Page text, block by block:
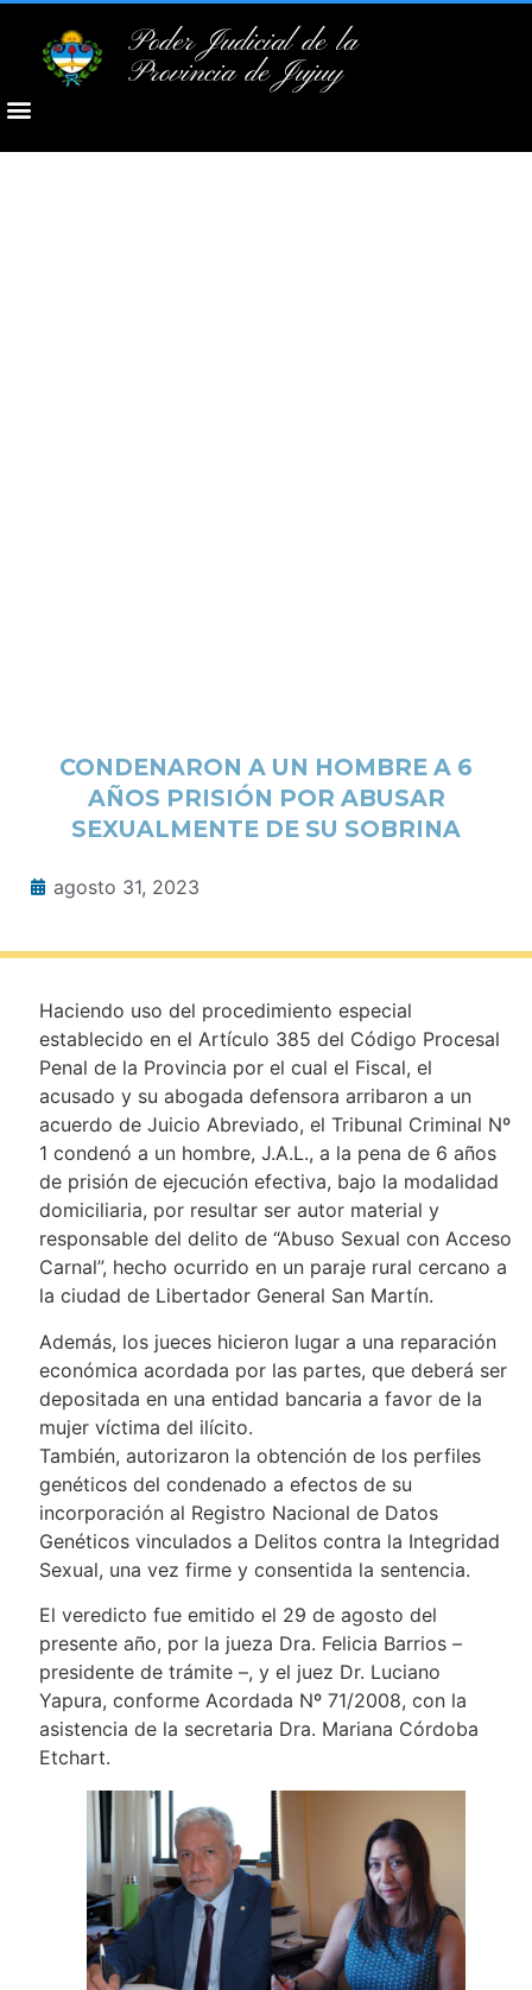
Poder Judicial de la
Provincia de Jujuy
CONDENARON A UN HOMBRE A 6
AÑOS PRISIÓN POR ABUSAR
SEXUALMENTE DE SU SOBRINA
agosto 31, 2023
Haciendo uso del procedimiento especial
establecido en el Artículo 385 del Código Procesal
Penal de la Provincia por el cual el Fiscal, el
acusado y su abogada defensora arribaron a un
acuerdo de Juicio Abreviado, el Tribunal Criminal Nº
1 condenó a un hombre, J.A.L., a la pena de 6 años
de prisión de ejecución efectiva, bajo la modalidad
domiciliaria, por resultar ser autor material y
responsable del delito de “Abuso Sexual con Acceso
Carnal”, hecho ocurrido en un paraje rural cercano a
la ciudad de Libertador General San Martín.
Además, los jueces hicieron lugar a una reparación
económica acordada por las partes, que deberá ser
depositada en una entidad bancaria a favor de la
mujer víctima del ilícito.
También, autorizaron la obtención de los perfiles
genéticos del condenado a efectos de su
incorporación al Registro Nacional de Datos
Genéticos vinculados a Delitos contra la Integridad
Sexual, una vez firme y consentida la sentencia.
El veredicto fue emitido el 29 de agosto del
presente año, por la jueza Dra. Felicia Barrios –
presidente de trámite –, y el juez Dr. Luciano
Yapura, conforme Acordada Nº 71/2008, con la
asistencia de la secretaria Dra. Mariana Córdoba
Etchart.